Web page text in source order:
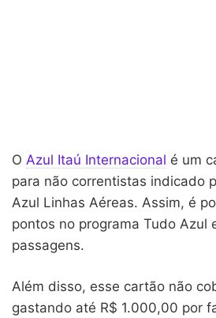
O Azul Itaú Internacional é um
para não correntistas indicado
Azul Linhas Aéreas. Assim, é
pontos no programa Tudo Azul
passagens.
Além disso, esse cartão não
gastando até R$ 1.000,00 por